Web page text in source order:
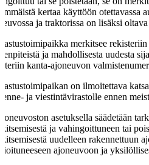
kertaa käyttöön otettavassa
ja traktorissa on lisäksi
merkitsee
ja mahdollisesta uudesta
kanta-ajoneuvon
on ilmoitettava
ja viestintävirastolle ennen
asetuksella säädetään
ja vahingoittuneen tai
uudelleen rakennettuun
ajoneuvoon ja